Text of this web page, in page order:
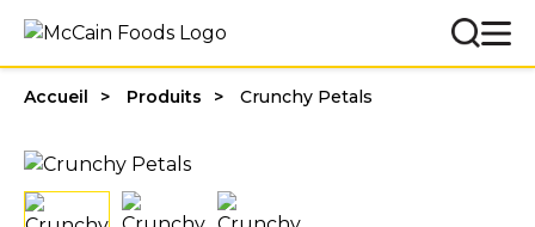
Accueil Produits Crunchy Petals